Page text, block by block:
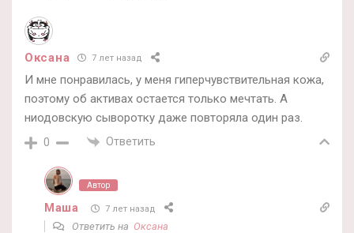
Оксана 7 лет назад
И мне понравилась, у меня гиперчувствительная кожа,
поэтому об активах остается только мечтать. А
ниодовскую сыворотку даже повторяла один раз.
0 Ответить
Автор
Маша 7 лет назад
Ответить на Оксана